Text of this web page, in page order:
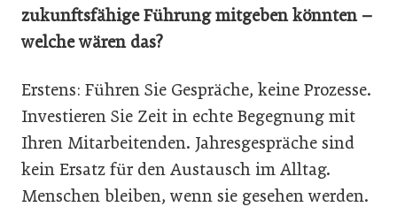
zukunftsfähige Führung mitgeben könnten –
welche wären das?
Erstens: Führen Sie Gespräche, keine Prozesse.
Investieren Sie Zeit in echte Begegnung mit
Ihren Mitarbeitenden. Jahresgespräche sind
kein Ersatz für den Austausch im Alltag.
Menschen bleiben, wenn sie gesehen werden.